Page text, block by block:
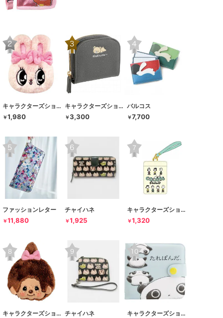
キャラクターズショップ ラフラフ
￥1,980
キャラクターズショップ ラフラフ
￥3,300
バルコス
￥7,700
ファッションレター
￥11,880
チャイハネ
￥1,925
キャラクターズショップ ラフラフ
￥1,320
キャラクターズショップ ラフラフ チャイハネ キャラクターズショップ ラフラフ